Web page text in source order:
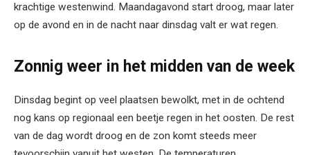
krachtige westenwind. Maandagavond start droog, maar later
op de avond en in de nacht naar dinsdag valt er wat regen.
Zonnig weer in het midden van de week
Dinsdag begint op veel plaatsen bewolkt, met in de ochtend
nog kans op regionaal een beetje regen in het oosten. De rest
van de dag wordt droog en de zon komt steeds meer